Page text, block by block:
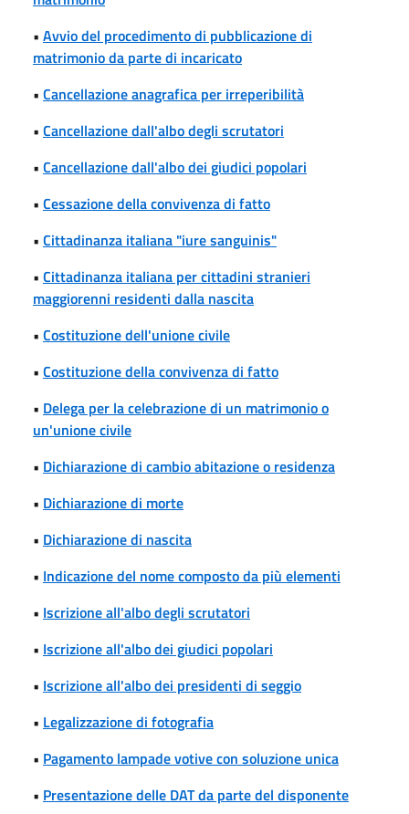
• Avvio del procedimento di pubblicazione di
matrimonio da parte di incaricato
• Cancellazione anagrafica per irreperibilità
• Cancellazione dall'albo degli scrutatori
• Cancellazione dall'albo dei giudici popolari
• Cessazione della convivenza di fatto
• Cittadinanza italiana "iure sanguinis"
• Cittadinanza italiana per cittadini stranieri
maggiorenni residenti dalla nascita
• Costituzione dell'unione civile
• Costituzione della convivenza di fatto
• Delega per la celebrazione di un matrimonio o
un'unione civile
• Dichiarazione di cambio abitazione o residenza
• Dichiarazione di morte
• Dichiarazione di nascita
• Indicazione del nome composto da più elementi
• Iscrizione all'albo degli scrutatori
• Iscrizione all'albo dei giudici popolari
• Iscrizione all'albo dei presidenti di seggio
• Legalizzazione di fotografia
• Pagamento lampade votive con soluzione unica
• Presentazione delle DAT da parte del disponente